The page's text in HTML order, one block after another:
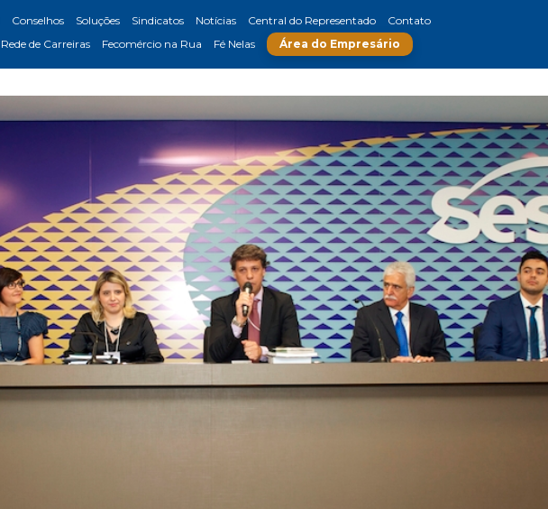
Conselhos Soluções Sindicatos Notícias Central do Representado
Contato
Rede de Carreiras Fecomércio na Rua Fé Nelas Área do Empresário